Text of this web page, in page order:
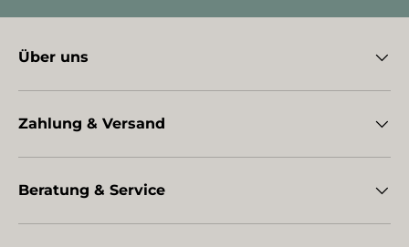
Über uns
Zahlung & Versand
Beratung & Service